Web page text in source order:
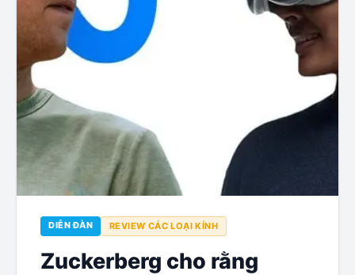
DIỄN ĐÀN REVIEW CÁC LOẠI KÍNH
Zuckerberg cho rằng